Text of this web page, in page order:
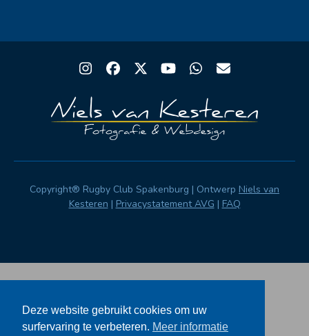
Instagram
Facebook
TwitterYouTubeWhatsapp
Email
Copyright® Rugby Club Spakenburg | Ontwerp Niels van
Kesteren | Privacystatement AVG | FAQ
Deze website gebruikt cookies om uw
surfervaring te verbeteren. Meer informatie